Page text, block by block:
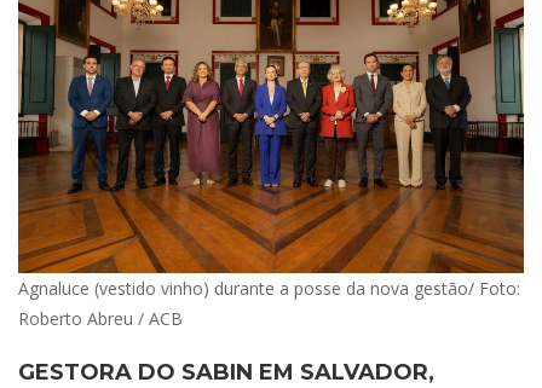
Agnaluce (vestido vinho) durante a posse da nova gestão/ Foto:
Roberto Abreu / ACB
GESTORA DO SABIN EM SALVADOR,